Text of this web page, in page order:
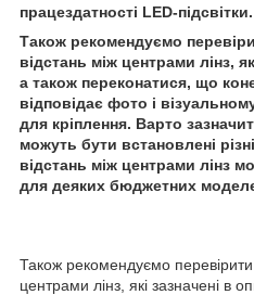
працездатності LED-підсвітки.
Також рекомендуємо
відстань між центрами лінз,
а також переконатися, що
відповідає фото і
для кріплення. Варто
можуть бути встановлені
відстань між центрами лінз
для деяких бюджетних
Також рекомендуємо
центрами лінз, які зазначені в